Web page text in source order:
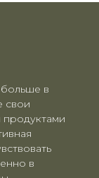
больше в
свои
продуктами
в